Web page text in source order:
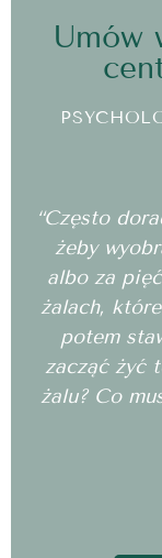
Umów
“Często
żeby
albo za
żalach,
potem
zacząć żyć
żalu? Co